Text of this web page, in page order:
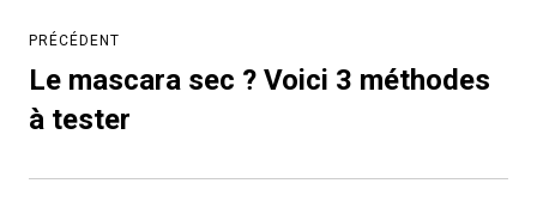
de
l’article
PRÉCÉDENT
Article
précédent:
Le mascara sec ? Voici 3 méthodes
à tester